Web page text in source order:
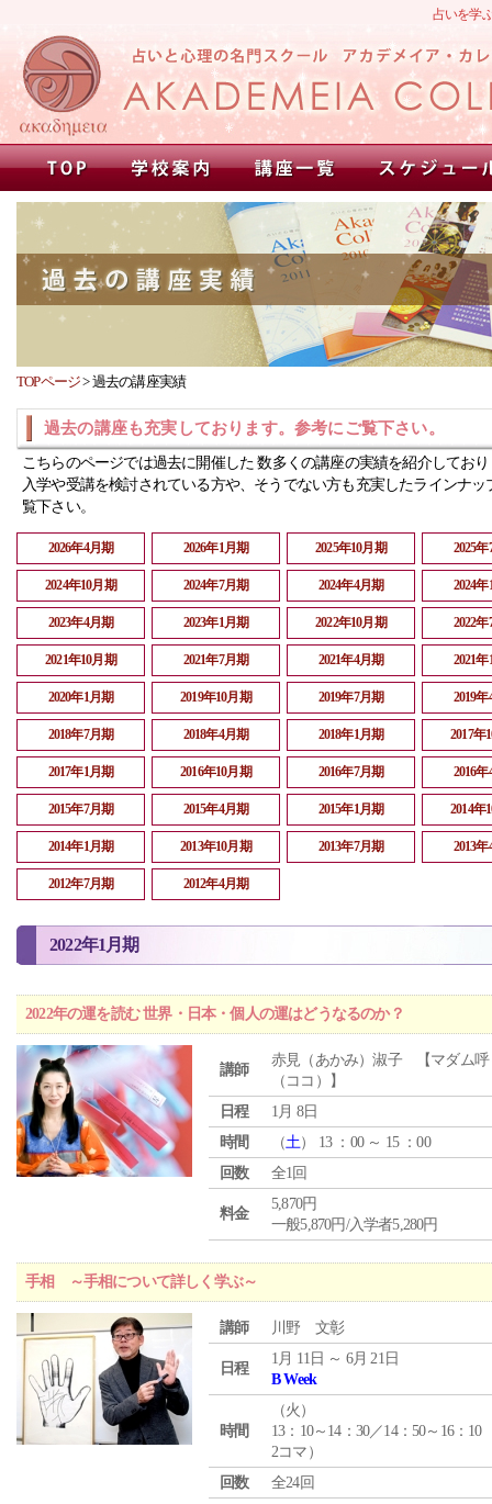
占いを学
TOPページ>過去の講座実績
過去の講座も充実しております。参考にご覧下さい。
こちらのページでは過去に開催した 数多くの講座の実績を紹介してお
入学や受講を検討されている方や、そうでない方も充実したラインナッ
覧下さい。
2026年4月期 2026年1月期 2025年10月期 2025
2024年10月期 2024年7月期 2024年4月期 2024
2023年4月期 2023年1月期 2022年10月期 2022
2021年10月期 2021年7月期 2021年4月期 2021
2020年1月期 2019年10月期 2019年7月期 2019
2018年7月期 2018年4月期 2018年1月期 2017年
2017年1月期 2016年10月期 2016年7月期 2016
2015年7月期 2015年4月期 2015年1月期 2014年
2014年1月期 2013年10月期 2013年7月期 2013
2012年7月期 2012年4月期
2022年1月期
2022年の運を読む 世界・日本・個人の運はどうなるのか？
講師
赤見（あかみ）淑子 【マダム呼
（ココ）】
日程
1月 8日
時間
（土） 13 ：00 ～ 15 ：00
回数
全1回
料金
5,870円
一般5,870円/入学者5,280円
手相 ～手相について詳しく学ぶ～
講師 川野 文彰
日程
1月 11日 ～ 6月 21日
B Week
時間
（火 ）
13：10～14：30／14：50～16：10
2コマ）
回数
全24回